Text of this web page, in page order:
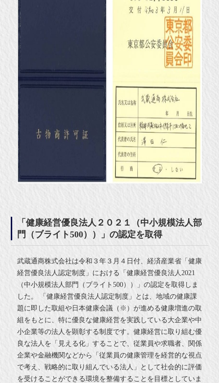
「健康経営優良法人２０２１（中小規模法人部
門（ブライト500））」の認定を取得
武蔵通商株式会社は令和３年３月４日付、経済産業省「健康
経営優良法人認定制度」における「健康経営優良法人2021
（中小規模法人部門（ブライト500））」の認定を取得しま
した。 「健康経営優良法人認定制度」とは、地域の健康課
題に即した取組や日本健康会議（※）が進める健康増進の取
組をもとに、特に優良な健康経営を実践している大企業や中
小企業等の法人を顕彰する制度です。健康経営に取り組む優
良な法人を「見える化」することで、従業員や求職者、関係
企業や金融機関などから「従業員の健康管理を経営的な視点
で考え、戦略的に取り組んでいる法人」として社会的に評価
を受けることができる環境を整備することを目標としていま